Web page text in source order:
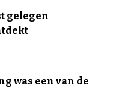
gelegen
was een van de